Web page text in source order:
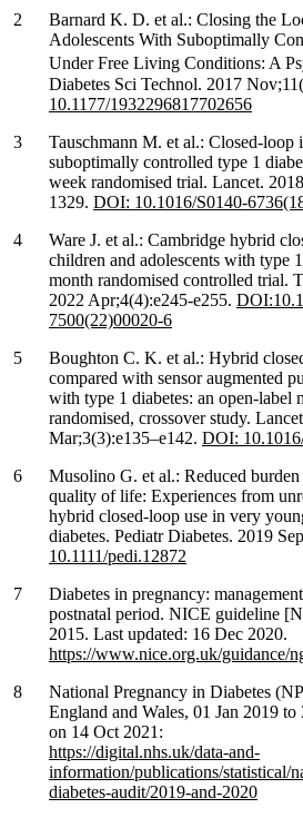
Barnard K. D. et al.: Closing the
Adolescents With Suboptimally
Under Free Living Conditions: A
Diabetes Sci Technol. 2017
10.1177/1932296817702656
Tauschmann M. et al.: Closed-loop
suboptimally controlled type 1
week randomised trial. Lancet.
1329. DOI: 10.1016/S0140-
Ware J. et al.: Cambridge hybrid
children and adolescents with type
month randomised controlled trial.
2022 Apr;4(4):e245-e255.
7500(22)00020-6
Boughton C. K. et al.: Hybrid
compared with sensor augmented
with type 1 diabetes: an open-label
randomised, crossover study.
Mar;3(3):e135–e142. DOI:
Musolino G. et al.: Reduced
quality of life: Experiences from
hybrid closed-loop use in very
diabetes. Pediatr Diabetes. 2019
10.1111/pedi.12872
Diabetes in pregnancy:
postnatal period. NICE guideline
2015. Last updated: 16 Dec 2020.
https://www.nice.org.uk/guidance/
National Pregnancy in Diabetes
England and Wales, 01 Jan 2019
on 14 Oct 2021:
https://digital.nhs.uk/data-and-
information/publications/statistical/
diabetes-audit/2019-and-2020